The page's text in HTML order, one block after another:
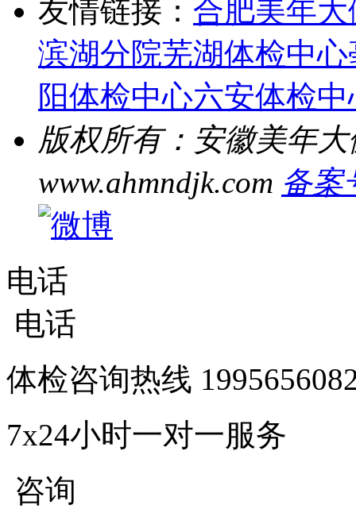
友情链接： 合肥美年
滨湖分院芜湖体检中心
阳体检中心六安体检中
版权所有：安徽美年
www.ahmndjk.com 备案
电话
电话
体检咨询热线
7x24小时一对一服务
咨询